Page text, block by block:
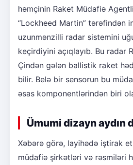
həmçinin Raket Müdafiə
“Lockheed Martin” tərəfindən
uzunmənzilli radar sistemini
keçirdiyini açıqlayıb. Bu radar
Çindən gələn ballistik raket
bilir. Belə bir sensorun bu
əsas komponentlərindən biri
Ümumi dizayn aydın
Xəbərə görə, layihədə iştirak
müdafiə şirkətləri və rəsmiləri